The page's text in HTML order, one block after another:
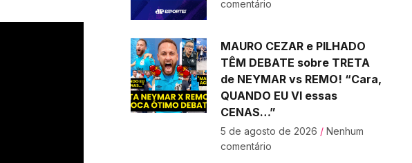
comentário
MAURO CEZAR e PILHADO
TÊM DEBATE sobre TRETA
de NEYMAR vs REMO! “Cara,
QUANDO EU VI essas
CENAS…”
5 de agosto de 2026 Nenhum
comentário